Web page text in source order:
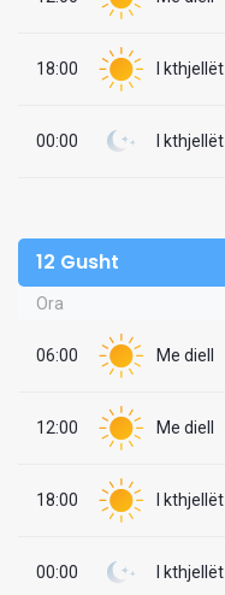
18:00 I kthjellët
00:00 I kthjellët
12 Gusht
Ora
06:00 Me diell
12:00 Me diell
18:00 I kthjellët
00:00 I kthjellët